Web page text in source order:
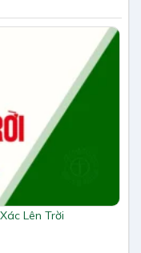
Lên Trời